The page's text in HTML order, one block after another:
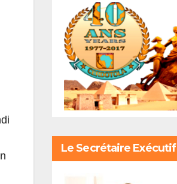
Le Secrétaire Exécutif